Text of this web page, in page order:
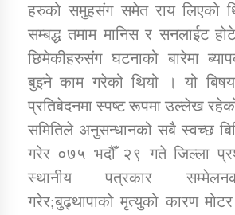
हरुको समुहसंग समेत राय लिएको
सम्बद्ध तमाम मानिस र सनलाईट
छिमेकीहरुसंग घटनाको बारेमा
बुझ्ने काम गरेको थियो । यो
प्रतिबेदनमा स्पष्ट रूपमा उल्लेख
समितिले अनुसन्धानको सबै स्वच्छ
गरेर ०७५ भदौँ २९ गते जिल्ला
स्थानीय पत्रकार
गरेर;बुढ्थापाको मृत्युको कारण